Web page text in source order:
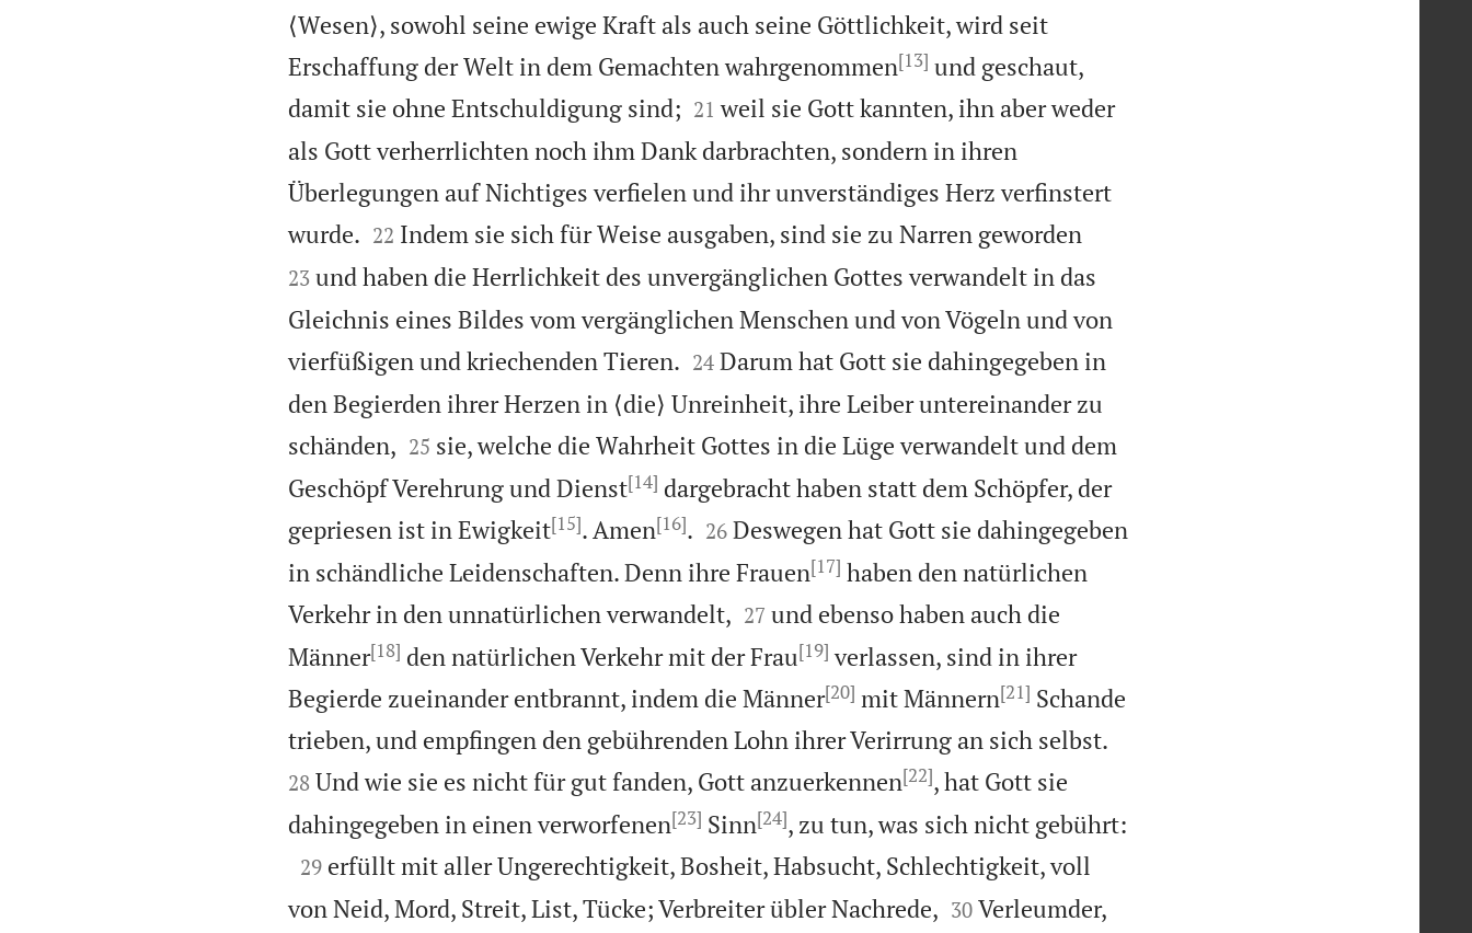
⟨Wesen⟩, sowohl seine ewige Kraft als auch seine Göttlichkeit, wird seit
Erschaffung der Welt in dem Gemachten wahrgenommen[13] und geschaut,
damit sie ohne Entschuldigung sind;
21 weil sie Gott kannten, ihn aber weder
als Gott verherrlichten noch ihm Dank darbrachten, sondern in ihren
Überlegungen auf Nichtiges verfielen und ihr unverständiges Herz verfinstert
wurde.
22 Indem sie sich für Weise ausgaben, sind sie zu Narren geworden
23 und haben die Herrlichkeit des unvergänglichen Gottes verwandelt in das
Gleichnis eines Bildes vom vergänglichen Menschen und von Vögeln und von
vierfüßigen und kriechenden Tieren.
24 Darum hat Gott sie dahingegeben in
den Begierden ihrer Herzen in ⟨die⟩ Unreinheit, ihre Leiber untereinander zu
schänden,
25 sie, welche die Wahrheit Gottes in die Lüge verwandelt und dem
Geschöpf Verehrung und Dienst[14] dargebracht haben statt dem Schöpfer, der
gepriesen ist in Ewigkeit[15]. Amen[16].
26 Deswegen hat Gott sie dahingegeben
in schändliche Leidenschaften. Denn ihre Frauen[17] haben den natürlichen
Verkehr in den unnatürlichen verwandelt,
27 und ebenso haben auch die
Männer[18] den natürlichen Verkehr mit der Frau[19] verlassen, sind in ihrer
Begierde zueinander entbrannt, indem die Männer[20] mit Männern[21] Schande
trieben, und empfingen den gebührenden Lohn ihrer Verirrung an sich selbst.
28 Und wie sie es nicht für gut fanden, Gott anzuerkennen[22], hat Gott sie
dahingegeben in einen verworfenen[23] Sinn[24], zu tun, was sich nicht gebührt:

29 erfüllt mit aller Ungerechtigkeit, Bosheit, Habsucht, Schlechtigkeit, voll
von Neid, Mord, Streit, List, Tücke; Verbreiter übler Nachrede,
30 Verleumder,